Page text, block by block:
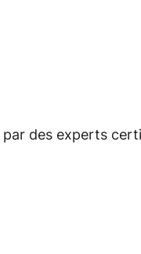
par des experts